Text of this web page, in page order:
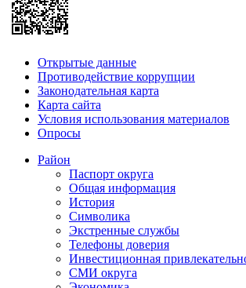
Открытые данные
Противодействие коррупции
Законодательная карта
Карта сайта
Условия использования материалов
Опросы
Район
Паспорт округа
Общая информация
История
Символика
Экстренные службы
Телефоны доверия
Инвестиционная
СМИ округа